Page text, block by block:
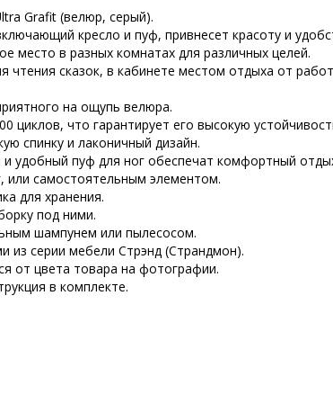
Grafit (велюр, серый).
кресло и пуф, привнесет красоту и
место в разных комнатах для различных целей.
чтения сказок, в кабинете местом отдыха от
на ощупь велюра.
циклов, что гарантирует его высокую
спинку и лаконичный дизайн.
удобный пуф для ног обеспечат комфортный
или самостоятельным элементом.
для хранения.
под ними.
шампунем или пылесосом.
серии мебели Стрэнд (Страндмон).
от цвета товара на фотографии.
в комплекте.